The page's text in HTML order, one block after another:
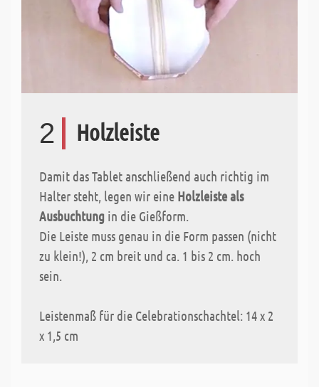
2 Holzleiste
Damit das Tablet anschließend auch richtig im
Halter steht, legen wir eine Holzleiste als
Ausbuchtung in die Gießform.
Die Leiste muss genau in die Form passen (nicht
zu klein!), 2 cm breit und ca. 1 bis 2 cm. hoch
sein.
Leistenmaß für die Celebrationschachtel: 14 x 2
x 1,5 cm